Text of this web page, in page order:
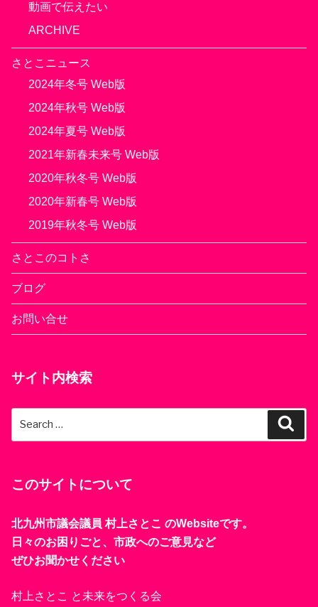
動画で伝えたい
ARCHIVE
さとこニュース
2024年冬号 Web版
2024年秋号 Web版
2024年夏号 Web版
2021年新春未来号 Web版
2020年秋冬号 Web版
2020年新春号 Web版
2019年秋冬号 Web版
さとこのコトさ
ブログ
お問い合せ
サイト内検索
このサイトについて
北九州市議会議員 村上さとこ のWebsiteです。
日々のお困りごと、市政へのご意見など
ぜひお聞かせください
村上さとこ と未来をつくる会